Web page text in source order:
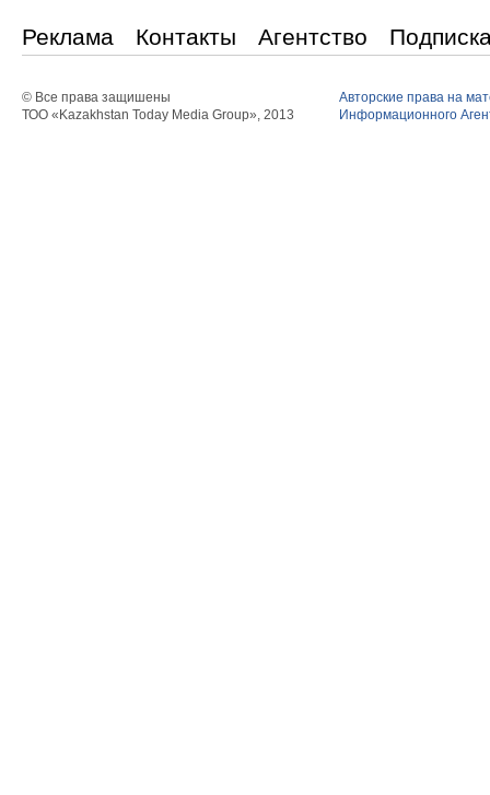
Реклама Контакты Агентство
© Все права защишены
ТОО «Kazakhstan Today Media Group», 2013
Авторские права на
Информационного